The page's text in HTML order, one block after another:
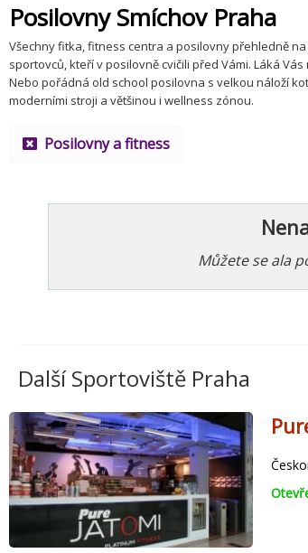
Posilovny Smíchov Praha
Všechny fitka, fitness centra a posilovny přehledně
sportovců, kteří v posilovně cvičili před Vámi. Láká
Nebo pořádná old school posilovna s velkou náloží
moderními stroji a většinou i wellness zónou.
Posilovny a fitness
Můžete se ala
Další Sportoviště Praha